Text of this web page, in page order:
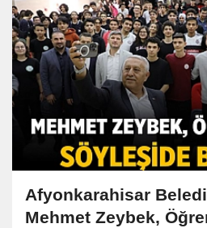
Afyonkarahisar
Mehmet Zeybek,